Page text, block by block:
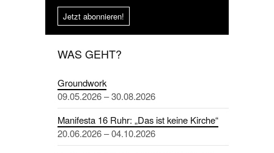
Jetzt abonnieren!
WAS GEHT?
Groundwork
09.05.2026 – 30.08.2026
Manifesta 16 Ruhr: „Das ist keine Kirche“
20.06.2026 – 04.10.2026